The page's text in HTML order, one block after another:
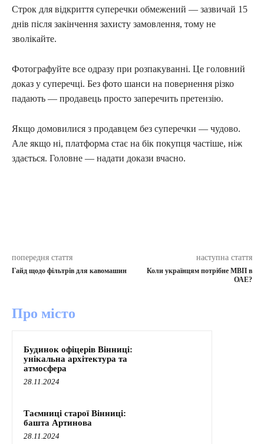
Строк для відкриття суперечки обмежений — зазвичай 15
днів після закінчення захисту замовлення, тому не
зволікайте.
Фотографуйте все одразу при розпакуванні. Це головний
доказ у суперечці. Без фото шанси на повернення різко
падають — продавець просто заперечить претензію.
Якщо домовилися з продавцем без суперечки — чудово.
Але якщо ні, платформа стає на бік покупця частіше, ніж
здається. Головне — надати докази вчасно.
попередня стаття
Гайд щодо фільтрів для кавомашин
наступна стаття
Коли українцям потрібне МВП в
ОАЕ?
Про місто
Будинок офіцерів Вінниці:
унікальна архітектура та
атмосфера
28.11.2024
Таємниці старої Вінниці:
башта Артинова
28.11.2024